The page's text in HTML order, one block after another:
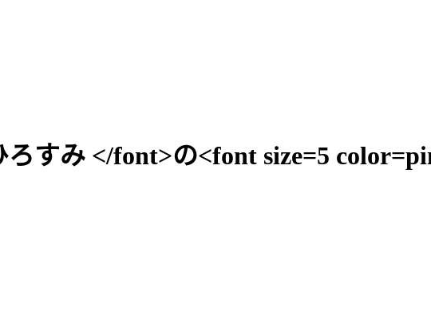
ろすみ </font>の<font size=5